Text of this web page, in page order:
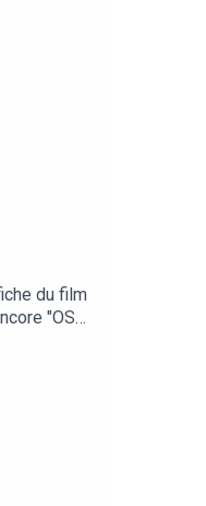
du film
"OSS
est un